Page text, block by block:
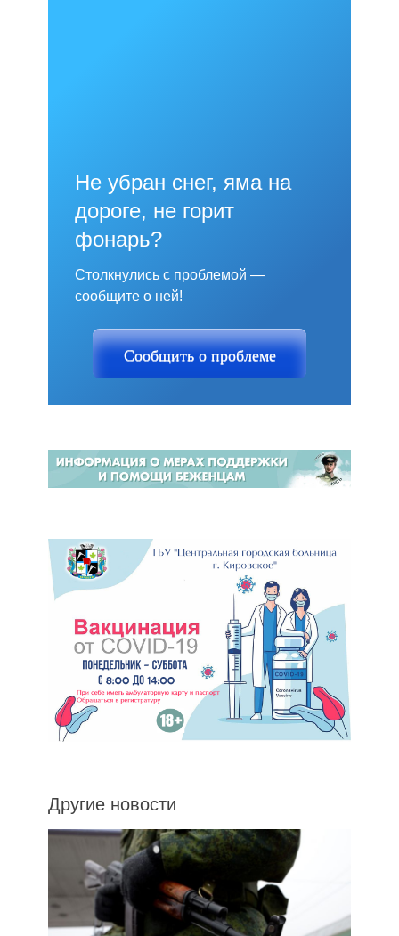
Не убран снег, яма на
дороге, не горит
фонарь?
Столкнулись с проблемой —
сообщите о ней!
Сообщить о проблеме
Другие новости